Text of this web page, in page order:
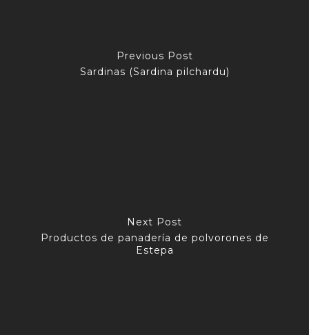
Previous Post
Sardinas (Sardina pilchardu)
Next Post
Productos de panadería de polvorones de
Estepa